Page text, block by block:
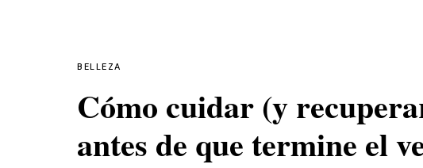
BELLEZA
Cómo cuidar (y
antes de que termine el